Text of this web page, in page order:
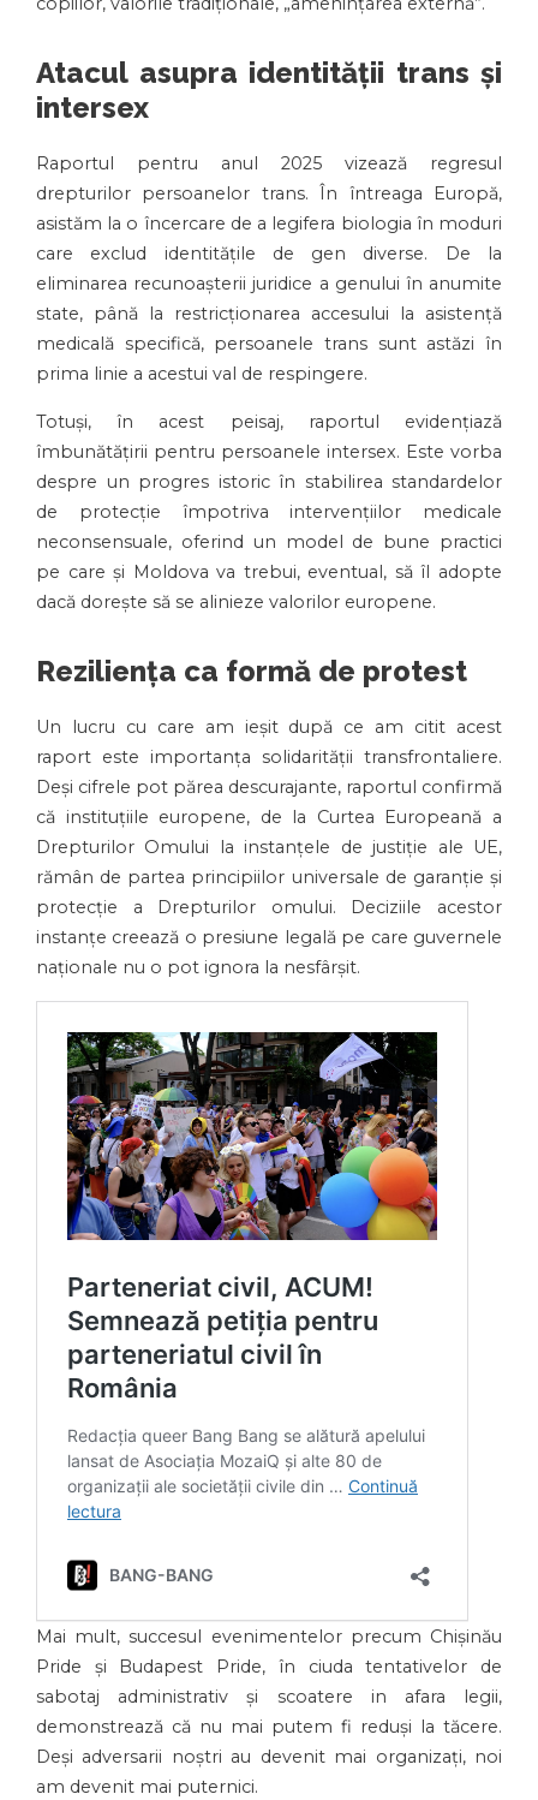
Atacul asupra identității trans și
intersex
Raportul pentru anul 2025 vizează regresul
drepturilor persoanelor trans. În întreaga Europă,
asistăm la o încercare de a legifera biologia în moduri
care exclud identitățile de gen diverse. De la
eliminarea recunoașterii juridice a genului în anumite
state, până la restricționarea accesului la asistență
medicală specifică, persoanele trans sunt astăzi în
prima linie a acestui val de respingere.
Totuși, în acest peisaj, raportul evidențiază
îmbunătățirii pentru persoanele intersex. Este vorba
despre un progres istoric în stabilirea standardelor
de protecție împotriva intervențiilor medicale
neconsensuale, oferind un model de bune practici
pe care și Moldova va trebui, eventual, să îl adopte
dacă dorește să se alinieze valorilor europene.
Reziliența ca formă de protest
Un lucru cu care am ieșit după ce am citit acest
raport este importanța solidarității transfrontaliere.
Deși cifrele pot părea descurajante, raportul confirmă
că instituțiile europene, de la Curtea Europeană a
Drepturilor Omului la instanțele de justiție ale UE,
rămân de partea principiilor universale de garanție și
protecție a Drepturilor omului. Deciziile acestor
instanțe creează o presiune legală pe care guvernele
naționale nu o pot ignora la nesfârșit.
Mai mult, succesul evenimentelor precum Chișinău
Pride și Budapest Pride, în ciuda tentativelor de
sabotaj administrativ și scoatere in afara legii,
demonstrează că nu mai putem fi reduși la tăcere.
Deși adversarii noștri au devenit mai organizați, noi
am devenit mai puternici.